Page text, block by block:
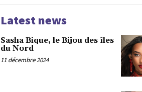
Latest news
Sasha Bique, le Bijou des îles
du Nord
11 décembre 2024